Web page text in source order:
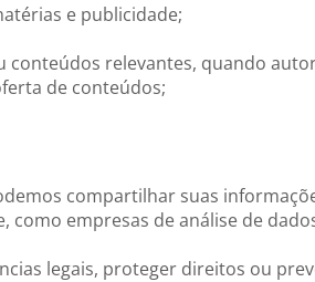
e publicidade;
conteúdos relevantes, quando
de conteúdos;
compartilhar suas
empresas de análise de
legais, proteger direitos ou